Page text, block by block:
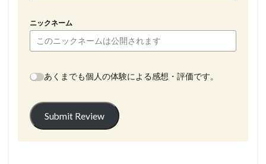
ニックネーム
あくまでも個人の体験による感想・評価です。
Submit Review